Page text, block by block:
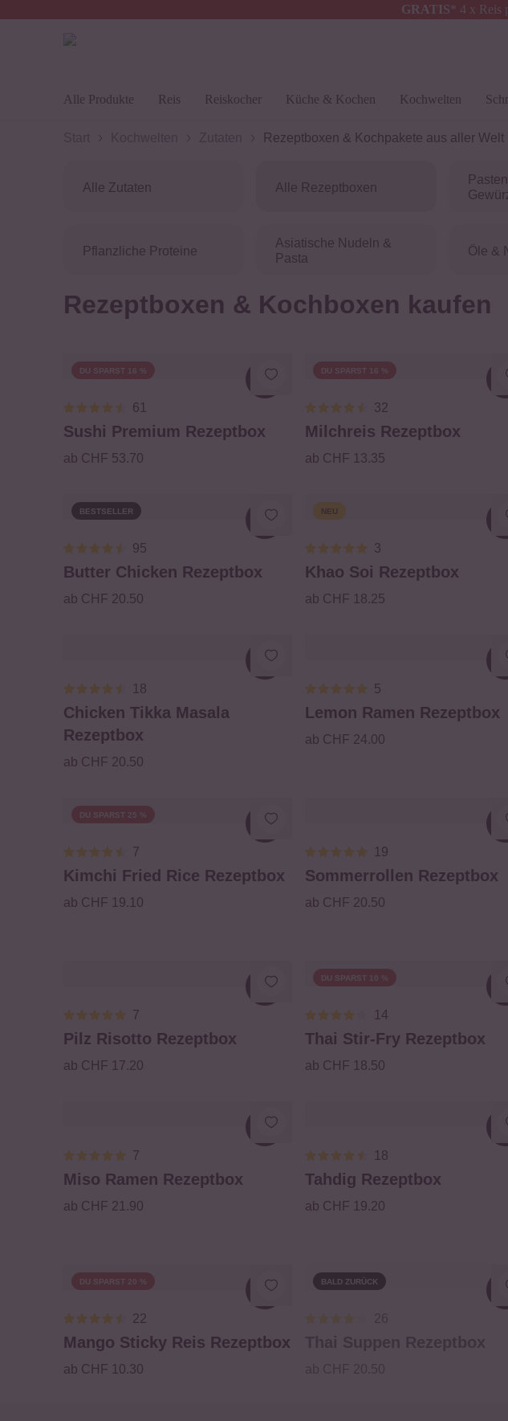
GRATIS * 4 x
Alle Produkte Reis Reiskocher Küche & Kochen Kochwelten
Rezeptboxen & Kochpakete aus aller Welt
Alle Zutaten Alle Rezeptboxen
Pflanzliche Proteine
Asiatische Nudeln &
Pasta
Öle &
Rezeptboxen & Kochboxen kaufen
DU SPARST 16 %
61
Sushi Premium Rezeptbox
ab CHF 53.70
DU SPARST 16 %
32
Milchreis Rezeptbox
ab CHF 13.35
BESTSELLER
95
Butter Chicken Rezeptbox
ab CHF 20.50
NEU
3
Khao Soi Rezeptbox
ab CHF 18.25
18
Chicken Tikka Masala
Rezeptbox
ab CHF 20.50
5
Lemon Ramen Rezeptbox
ab CHF 24.00
DU SPARST 25 %
7
Kimchi Fried Rice Rezeptbox
ab CHF 19.10
19
Sommerrollen Rezeptbox
ab CHF 20.50
7
Pilz Risotto Rezeptbox
ab CHF 17.20
DU SPARST 10 %
14
Thai Stir-Fry Rezeptbox
ab CHF 18.50
7
Miso Ramen Rezeptbox
ab CHF 21.90
18
Tahdig Rezeptbox
ab CHF 19.20
DU SPARST 20 %
22
Mango Sticky Reis Rezeptbox
ab CHF 10.30
BALD ZURÜCK